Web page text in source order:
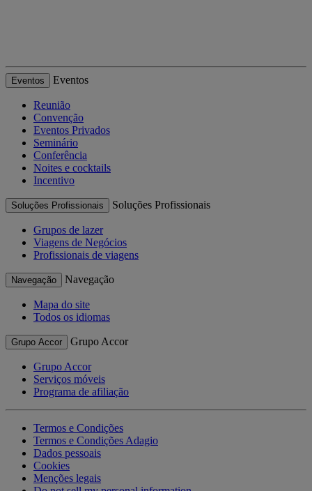
Eventos Eventos
Reunião
Convenção
Eventos Privados
Seminário
Conferência
Noites e cocktails
Incentivo
Soluções Profissionais Soluções Profissionais
Grupos de lazer
Viagens de Negócios
Profissionais de viagens
Navegação Navegação
Mapa do site
Todos os idiomas
Grupo Accor Grupo Accor
Grupo Accor
Serviços móveis
Programa de afiliação
Termos e Condições
Termos e Condições Adagio
Dados pessoais
Cookies
Menções legais